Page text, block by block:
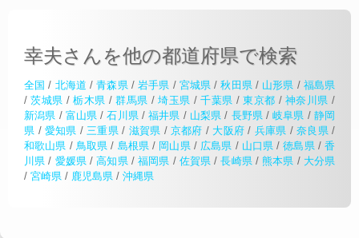
幸夫さんを他の都道府県で検索
全国 / 北海道 /青森県/ 岩手県 / 宮城県 /秋田県/ 山形県 / 福島県
/茨城県 /栃木県 /群馬県 /埼玉県 /千葉県 /東京都 /神奈川県 /
新潟県 / 富山県 /石川県/福井県 / 山梨県 / 長野県/岐阜県 / 静岡
県 / 愛知県 /三重県 / 滋賀県 / 京都府 / 大阪府 / 兵庫県 / 奈良県/
和歌山県 / 鳥取県 / 島根県/ 岡山県/ 広島県 / 山口県 /徳島県/香
川県 / 愛媛県/高知県/ 福岡県 / 佐賀県 /長崎県/熊本県 / 大分県
/ 宮崎県 / 鹿児島県 / 沖縄県